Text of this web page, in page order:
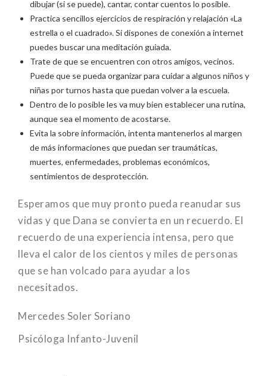
dibujar (si se puede), cantar, contar cuentos lo posible.
Practica sencillos ejercicios de respiración y relajación «La
estrella o el cuadrado». Si dispones de conexión a internet
puedes buscar una meditación guiada.
Trate de que se encuentren con otros amigos, vecinos.
Puede que se pueda organizar para cuidar a algunos niños y
niñas por turnos hasta que puedan volver a la escuela.
Dentro de lo posible les va muy bien establecer una rutina,
aunque sea el momento de acostarse.
Evita la sobre información, intenta mantenerlos al margen
de más informaciones que puedan ser traumáticas,
muertes, enfermedades, problemas económicos,
sentimientos de desprotección.
Esperamos que muy pronto pueda reanudar sus
vidas y que Dana se convierta en un recuerdo. El
recuerdo de una experiencia intensa, pero que
lleva el calor de los cientos y miles de personas
que se han volcado para ayudar a los
necesitados.
Mercedes Soler Soriano
Psicóloga Infanto-Juvenil